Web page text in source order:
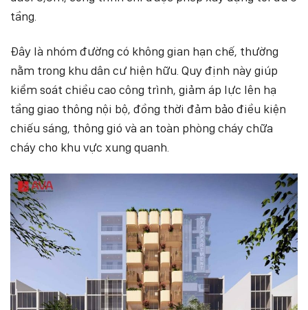
tầng.
Đây là nhóm đường có không gian hạn chế, thường
nằm trong khu dân cư hiện hữu. Quy định này giúp
kiểm soát chiều cao công trình, giảm áp lực lên hạ
tầng giao thông nội bộ, đồng thời đảm bảo điều kiện
chiếu sáng, thông gió và an toàn phòng cháy chữa
cháy cho khu vực xung quanh.